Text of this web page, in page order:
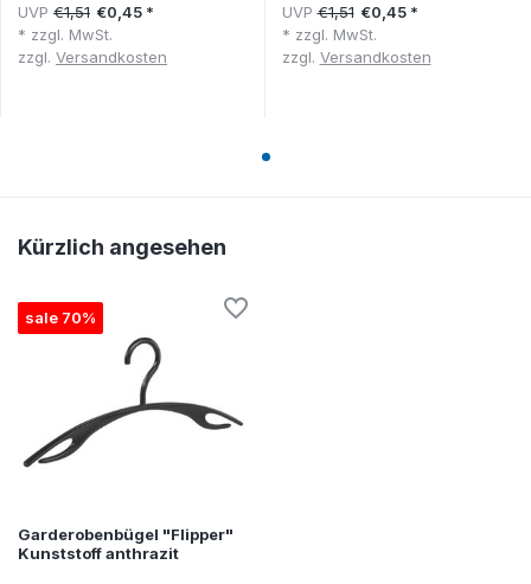
UVP €1,51 €0,45 *
* zzgl. MwSt.
zzgl. Versandkosten
UVP €1,51 €0,45 *
* zzgl. MwSt.
zzgl. Versandkosten
Kürzlich angesehen
sale 70%
Garderobenbügel "Flipper"
Kunststoff anthrazit